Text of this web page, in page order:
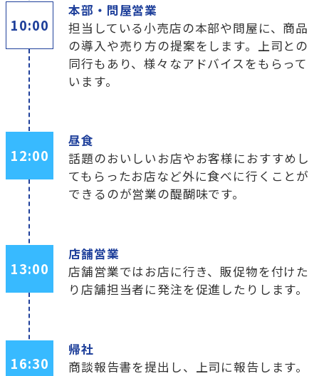
10:00
本部・問屋営業
担当している小売店の本部や問屋に、商品
の導入や売り方の提案をします。上司との
同行もあり、様々なアドバイスをもらって
います。
12:00
昼食
話題のおいしいお店やお客様におすすめし
てもらったお店など外に食べに行くことが
できるのが営業の醍醐味です。
13:00
店舗営業
店舗営業ではお店に行き、販促物を付けた
り店舗担当者に発注を促進したりします。
16:30
帰社
商談報告書を提出し、上司に報告します。